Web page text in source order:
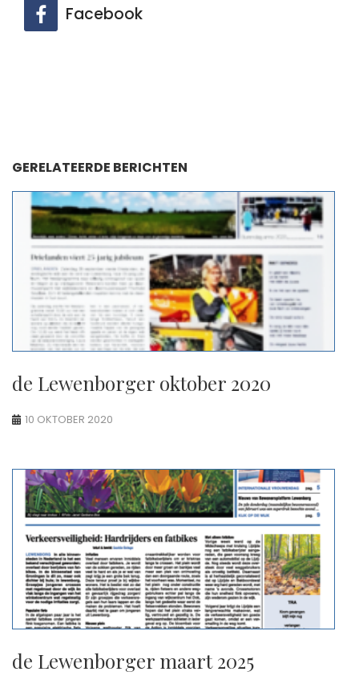
Facebook
GERELATEERDE BERICHTEN
de Lewenborger oktober 2020
10 OKTOBER 2020
de Lewenborger maart 2025